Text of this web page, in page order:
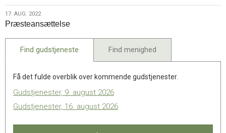
2022
17.
aug.
2022
17. AUG. 2022
Præsteansættelse
Find gudstjeneste Find menighed
Få det fulde overblik over kommende gudstjenester.
Gudstjenester, 9. august 2026
Gudstjenester, 16. august 2026